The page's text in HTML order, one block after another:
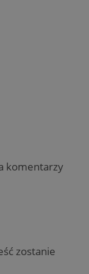
komentarzy
zostanie